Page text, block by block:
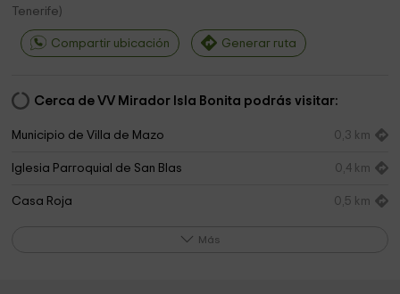
Tenerife)
Compartir ubicación Generar ruta
Cerca de VV Mirador Isla Bonita podrás visitar:
Municipio de Villa de Mazo 0,3 km
Iglesia Parroquial de San Blas 0,4 km
Casa Roja 0,5 km
Ceramica El Molino Ramón and Vina
Más